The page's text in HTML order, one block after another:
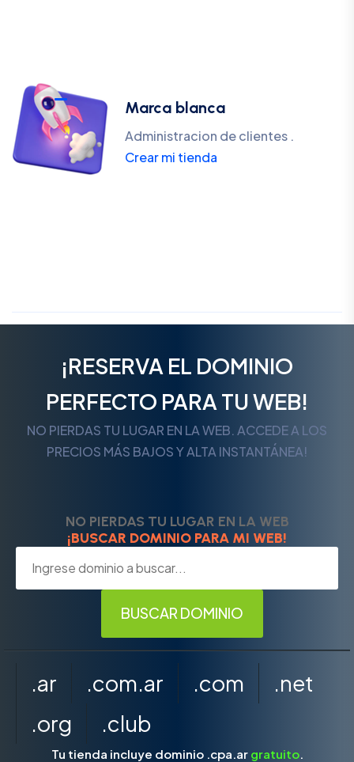
Marca blanca
Administracion de clientes .
Crear mi tienda
¡RESERVA EL DOMINIO
PERFECTO PARA TU WEB!
NO PIERDAS TU LUGAR EN LA WEB. ACCEDE A LOS
PRECIOS MÁS BAJOS Y ALTA INSTANTÁNEA!
NO PIERDAS TU LUGAR EN LA WEB
¡BUSCAR DOMINIO PARA MI WEB!
.ar .com.ar .com
.net
.org
.club
Tu tienda incluye dominio .cpa.ar gratuito.